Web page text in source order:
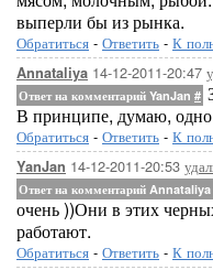
выперли бы из рынка.
Обратиться - Ответить - К
Annataliya 14-12-2011-20:47
Ответ на комментарий YanJan #
В принципе, думаю, одно
Обратиться - Ответить - К
YanJan 14-12-2011-20:53
Ответ на комментарий Annataliya
очень ))Они в этих
работают.
Обратиться - Ответить - К